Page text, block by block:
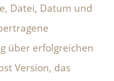
Datei, Datum und
über erfolgreichen
Version, das